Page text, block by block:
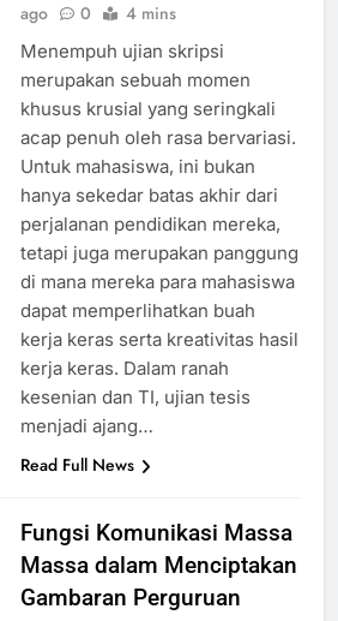
ago
0 4 mins
Menempuh ujian skripsi
merupakan sebuah momen
khusus krusial yang seringkali
acap penuh oleh rasa bervariasi.
Untuk mahasiswa, ini bukan
hanya sekedar batas akhir dari
perjalanan pendidikan mereka,
tetapi juga merupakan panggung
di mana mereka para mahasiswa
dapat memperlihatkan buah
kerja keras serta kreativitas hasil
kerja keras. Dalam ranah
kesenian dan TI, ujian tesis
menjadi ajang…
Read Full News
Fungsi Komunikasi Massa
Massa dalam Menciptakan
Gambaran Perguruan